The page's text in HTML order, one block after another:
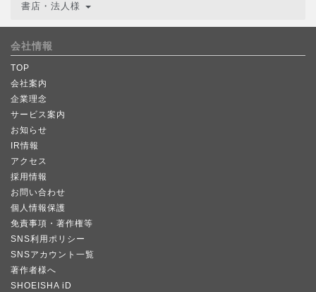
書店・法人様
会社情報
TOP
会社案内
企業理念
サービス案内
お知らせ
IR情報
アクセス
採用情報
お問い合わせ
個人情報保護
免責事項・著作権等
SNS利用ポリシー
SNSアカウント一覧
著作者様へ
SHOEISHA iD